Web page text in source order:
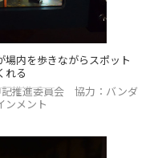
内を歩きながらスポット
れる
記推進委員会 協力：バンダ
ンメント